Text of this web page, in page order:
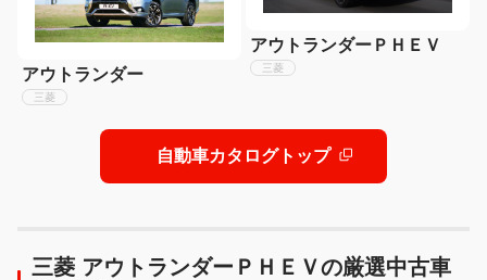
アウトランダー
三菱
アウトランダーＰＨＥＶ
三菱
自動車カタログトップ
三菱 アウトランダーＰＨＥＶの厳選中古車